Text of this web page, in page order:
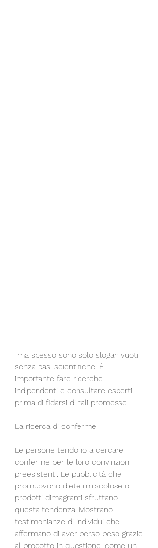
senza basi scientifiche. È
importante fare ricerche
indipendenti e consultare esperti
prima di fidarsi di tali promesse.
La ricerca di conferme
Le persone tendono a cercare
conferme per le loro convinzioni
preesistenti. Le pubblicità che
promuovono diete miracolose o
prodotti dimagranti sfruttano
questa tendenza. Mostrano
testimonianze di individui che
affermano di aver perso peso grazie
al prodotto in questione, come un